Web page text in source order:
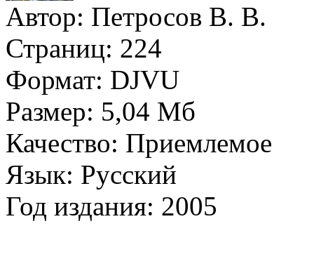
Автор: Петросов В. В.
Страниц: 224
Формат: DJVU
Размер: 5,04 Мб
Качество: Приемлемое
Язык: Русский
Год издания: 2005